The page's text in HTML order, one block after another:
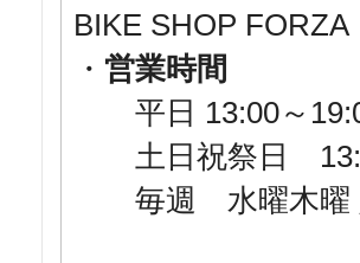
BIKE SHOP
・ 営業時間
平日 13:00～
土日祝祭日
毎週 水曜木曜